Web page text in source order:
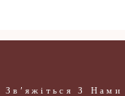
Зв'яжіться З Нами